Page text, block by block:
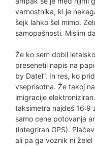
varnostnika, ki je
šejk lahko šel mimo.
samopašnosti. Mislim
Že ko sem dobil
presenetil napis na
by Datel”. In res, ko
vseprisotna. Že takoj
imigracije
taksimetra najdeš 16:9
samo cene potovanja
(integriran GPS).
ali pa ga voznik ni